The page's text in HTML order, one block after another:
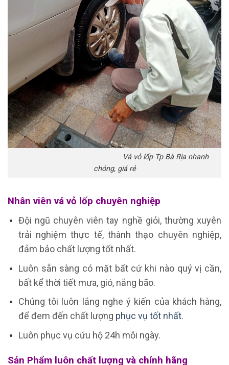
Vá vỏ lốp Tp Bà Rịa nhanh
chóng, giá rẻ
Nhân viên vá vỏ lốp chuyên nghiệp
Đội ngũ chuyên viên tay nghề giỏi, thường xuyên
trải nghiệm thực tế, thành thạo chuyên nghiệp,
đảm bảo chất lượng tốt nhất.
Luôn sẵn sàng có mặt bất cứ khi nào quý vị cần,
bất kể thời tiết mưa, gió, nắng bão.
Chúng tôi luôn lắng nghe ý kiến của khách hàng,
để đem đến chất lượng phục vụ tốt nhất.
Luôn phục vụ cứu hộ 24h mỗi ngày.
Sản Phẩm luôn chất lượng và chính hãng